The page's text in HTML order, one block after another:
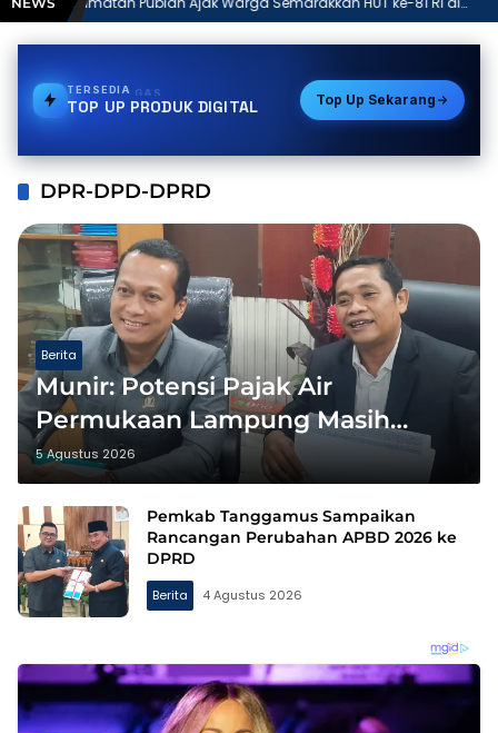
Program Rakyat
TERSEDIA TOKEN PLN
TOP UP PRODUK DIGITAL Top Up Sekarang
DPR-DPD-DPRD
Berita
Munir: Potensi Pajak Air
Permukaan Lampung Masih
Besar, Optimalisasi PAD Kunci
Percepatan Pembangunan
5 Agustus 2026
Pemkab Tanggamus Sampaikan
Rancangan Perubahan APBD 2026 ke
DPRD
Berita 4 Agustus 2026